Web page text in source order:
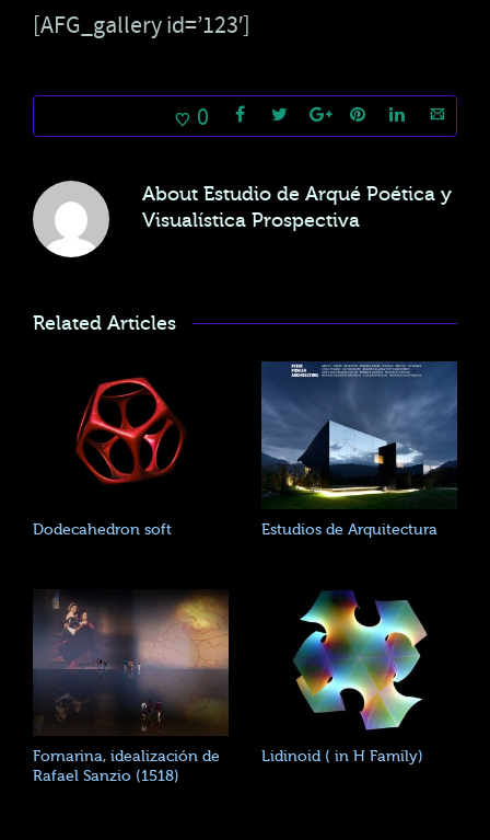
[AFG_gallery id=’123′]
0
About Estudio de Arqué Poética y
Visualística Prospectiva
Related Articles
Dodecahedron soft Estudios de Arquitectura
Fornarina, idealización de
Rafael Sanzio (1518)
Lidinoid ( in H Family)